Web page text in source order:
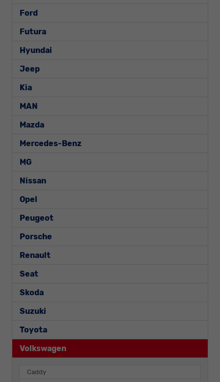
Ford
Futura
Hyundai
Jeep
Kia
MAN
Mazda
Mercedes-Benz
MG
Nissan
Opel
Peugeot
Porsche
Renault
Seat
Skoda
Suzuki
Toyota
Volkswagen
Caddy